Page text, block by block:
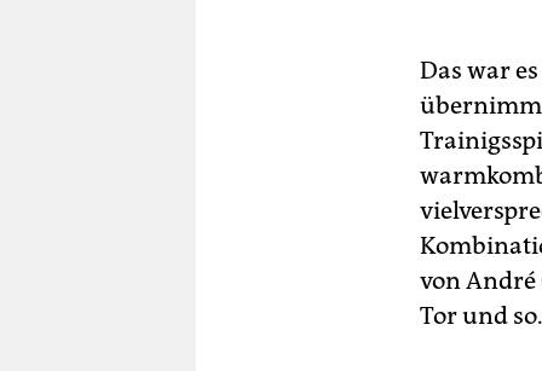
Das war
von André
Tor und